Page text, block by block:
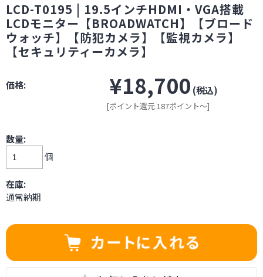
LCD-T0195 | 19.5インチHDMI・VGA搭載
LCDモニター【BROADWATCH】【ブロード
ウォッチ】【防犯カメラ】【監視カメラ】
【セキュリティーカメラ】
価格: ¥18,700 (税込)
[ポイント還元 187ポイント～]
数量:
個
在庫:
通常納期